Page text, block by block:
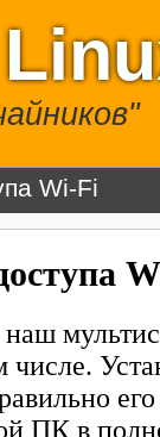
Wi-Fi
ПК в